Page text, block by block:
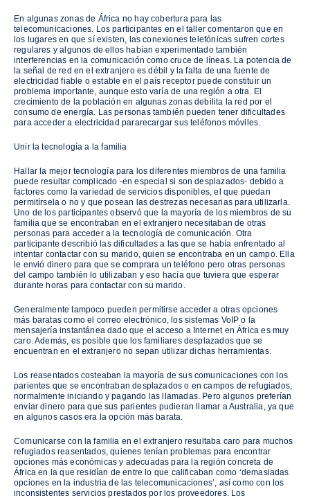
En algunas zonas de África no hay cobertura para las
telecomunicaciones. Los participantes en el taller comentaron que en
los lugares en que sí existen, las conexiones telefónicas sufren cortes
regulares y algunos de ellos habían experimentado también
interferencias en la comunicación como cruce de líneas. La potencia de
la señal de red en el extranjero es débil y la falta de una fuente de
electricidad fiable o estable en el país receptor puede constituir un
problema importante, aunque esto varía de una región a otra. El
crecimiento de la población en algunas zonas debilita la red por el
consumo de energía. Las personas también pueden tener dificultades
para acceder a electricidad pararecargar sus teléfonos móviles.
Unir la tecnología a la familia
Hallar la mejor tecnología para los diferentes miembros de una familia
puede resultar complicado -en especial si son desplazados- debido a
factores como la variedad de servicios disponibles, el que puedan
permitírsela o no y que posean las destrezas necesarias para utilizarla.
Uno de los participantes observó que la mayoría de los miembros de su
familia que se encontraban en el extranjero necesitaban de otras
personas para acceder a la tecnología de comunicación. Otra
participante describió las dificultades a las que se había enfrentado al
intentar contactar con su marido, quien se encontraba en un campo. Ella
le envió dinero para que se comprara un teléfono pero otras personas
del campo también lo utilizaban y eso hacía que tuviera que esperar
durante horas para contactar con su marido.
Generalmente tampoco pueden permitirse acceder a otras opciones
más baratas como el correo electrónico, los sistemas VoIP o la
mensajería instantánea dado que el acceso a Internet en África es muy
caro. Además, es posible que los familiares desplazados que se
encuentran en el extranjero no sepan utilizar dichas herramientas.
Los reasentados costeaban la mayoría de sus comunicaciones con los
parientes que se encontraban desplazados o en campos de refugiados,
normalmente iniciando y pagando las llamadas. Pero algunos preferían
enviar dinero para que sus parientes pudieran llamar a Australia, ya que
en algunos casos era la opción más barata.
Comunicarse con la familia en el extranjero resultaba caro para muchos
refugiados reasentados, quienes tenían problemas para encontrar
opciones más económicas y adecuadas para la región concreta de
África en la que residían de entre lo que calificaban como ‘demasiadas
opciones en la industria de las telecomunicaciones’, así como con los
inconsistentes servicios prestados por los proveedores. Los